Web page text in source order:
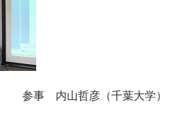
参事 内山哲彦（千葉大学）